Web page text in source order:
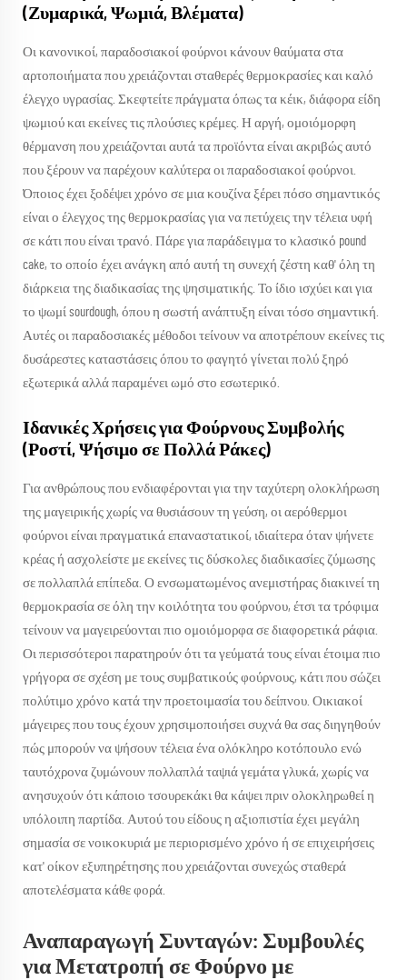
(Ζυμαρικά, Ψωμιά, Βλέματα)
Οι κανονικοί, παραδοσιακοί φούρνοι κάνουν θαύματα στα
αρτοποιήματα που χρειάζονται σταθερές θερμοκρασίες και καλό
έλεγχο υγρασίας. Σκεφτείτε πράγματα όπως τα κέικ, διάφορα είδη
ψωμιού και εκείνες τις πλούσιες κρέμες. Η αργή, ομοιόμορφη
θέρμανση που χρειάζονται αυτά τα προϊόντα είναι ακριβώς αυτό
που ξέρουν να παρέχουν καλύτερα οι παραδοσιακοί φούρνοι.
Όποιος έχει ξοδέψει χρόνο σε μια κουζίνα ξέρει πόσο σημαντικός
είναι ο έλεγχος της θερμοκρασίας για να πετύχεις την τέλεια υφή
σε κάτι που είναι τρανό. Πάρε για παράδειγμα το κλασικό pound
cake, το οποίο έχει ανάγκη από αυτή τη συνεχή ζέστη καθ' όλη τη
διάρκεια της διαδικασίας της ψησιματικής. Το ίδιο ισχύει και για
το ψωμί sourdough, όπου η σωστή ανάπτυξη είναι τόσο σημαντική.
Αυτές οι παραδοσιακές μέθοδοι τείνουν να αποτρέπουν εκείνες τις
δυσάρεστες καταστάσεις όπου το φαγητό γίνεται πολύ ξηρό
εξωτερικά αλλά παραμένει ωμό στο εσωτερικό.
Ιδανικές Χρήσεις για Φούρνους Συμβολής
(Ροστί, Ψήσιμο σε Πολλά Ράκες)
Για ανθρώπους που ενδιαφέρονται για την ταχύτερη ολοκλήρωση
της μαγειρικής χωρίς να θυσιάσουν τη γεύση, οι αερόθερμοι
φούρνοι είναι πραγματικά επαναστατικοί, ιδιαίτερα όταν ψήνετε
κρέας ή ασχολείστε με εκείνες τις δύσκολες διαδικασίες ζύμωσης
σε πολλαπλά επίπεδα. Ο ενσωματωμένος ανεμιστήρας διακινεί τη
θερμοκρασία σε όλη την κοιλότητα του φούρνου, έτσι τα τρόφιμα
τείνουν να μαγειρεύονται πιο ομοιόμορφα σε διαφορετικά ράφια.
Οι περισσότεροι παρατηρούν ότι τα γεύματά τους είναι έτοιμα πιο
γρήγορα σε σχέση με τους συμβατικούς φούρνους, κάτι που σώζει
πολύτιμο χρόνο κατά την προετοιμασία του δείπνου. Οικιακοί
μάγειρες που τους έχουν χρησιμοποιήσει συχνά θα σας διηγηθούν
πώς μπορούν να ψήσουν τέλεια ένα ολόκληρο κοτόπουλο ενώ
ταυτόχρονα ζυμώνουν πολλαπλά ταψιά γεμάτα γλυκά, χωρίς να
ανησυχούν ότι κάποιο τσουρεκάκι θα κάψει πριν ολοκληρωθεί η
υπόλοιπη παρτίδα. Αυτού του είδους η αξιοπιστία έχει μεγάλη
σημασία σε νοικοκυριά με περιορισμένο χρόνο ή σε επιχειρήσεις
κατ' οίκον εξυπηρέτησης που χρειάζονται συνεχώς σταθερά
αποτελέσματα κάθε φορά.
Αναπαραγωγή Συνταγών: Συμβουλές
για Μετατροπή σε Φούρνο με